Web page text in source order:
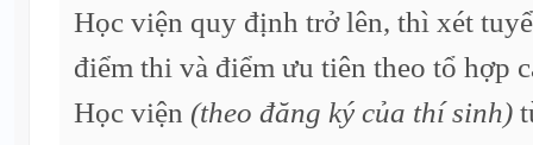
Học viện quy định trở lên, thì xét
điểm thi và điểm ưu tiên theo tổ hợp
Học viện (theo đăng ký của thí sinh)